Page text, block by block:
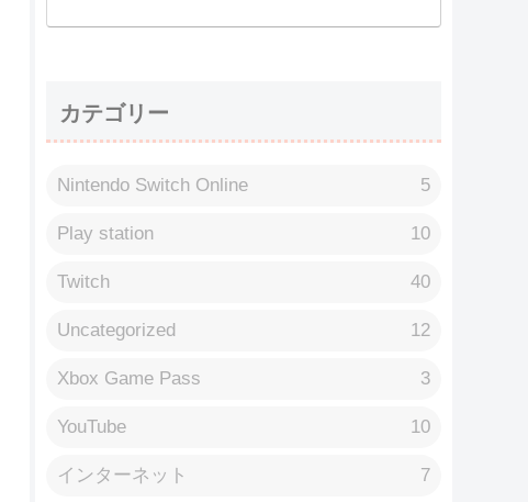
カテゴリー
Nintendo Switch Online 5
Play station 10
Twitch 40
Uncategorized 12
Xbox Game Pass 3
YouTube 10
インターネット 7